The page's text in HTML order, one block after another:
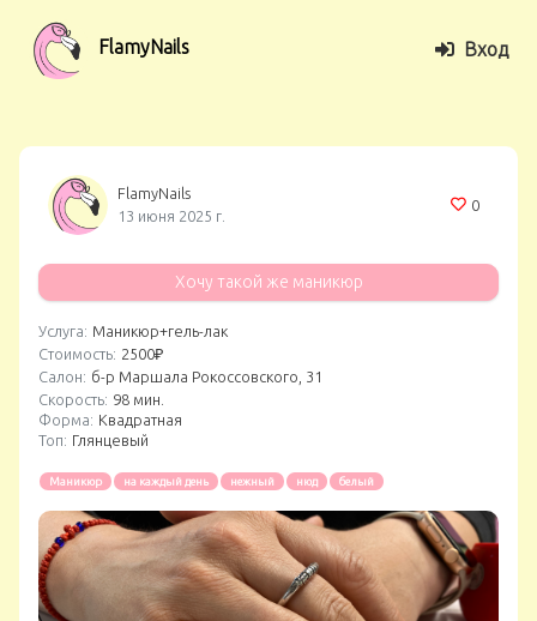
FlamyNails Вход
FlamyNails
13 июня 2025 г.
0
Хочу такой же маникюр
Услуга: Маникюр+гель-лак
Стоимость: 2500₽
Салон: б-р Маршала Рокоссовского, 31
Скорость: 98 мин.
Форма: Квадратная
Топ: Глянцевый
Маникюр на каждый день нежный нюд белый